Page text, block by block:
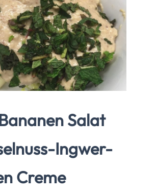
Salat
Ingwer-
Creme